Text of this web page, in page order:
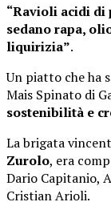
“Ravioli acidi di
sedano rapa,
liquirizia”.
Un piatto che ha
Mais Spinato di
sostenibilità e
La brigata
Zurolo, era
Dario Capitanio,
Cristian Arioli.